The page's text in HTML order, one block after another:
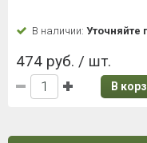
В наличии: Уточняйте
474 руб. / шт.
В